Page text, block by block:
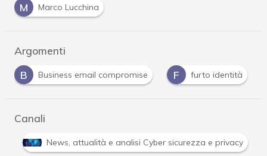
M
Marco Lucchina
Argomenti
F furto identità P password S social
Canali
Attacchi hacker e Malware: le ultime news in tempo reale e gli